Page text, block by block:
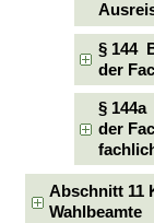
§ 144
der
§
der
Abschnitt 11
Wahlbeamte